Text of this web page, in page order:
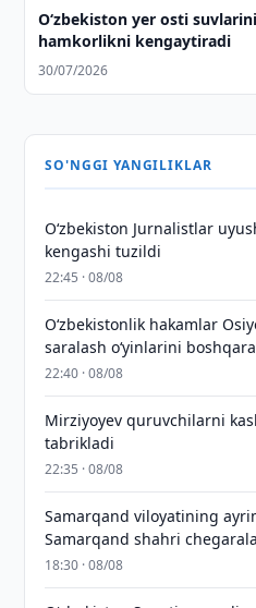
Oʻzbekiston yer osti
hamkorlikni kengaytiradi
30/07/2026
SO'NGGI YANGILIKLAR
O‘zbekiston Jurnalistlar
kengashi tuzildi
22:45 · 08/08
O‘zbekistonlik hakamlar
saralash o‘yinlarini
22:40 · 08/08
Mirziyoyev quruvchilarni
tabrikladi
22:35 · 08/08
Samarqand viloyatining
Samarqand shahri
18:30 · 08/08